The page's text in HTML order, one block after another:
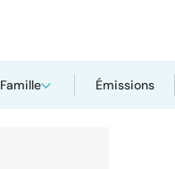
Famille Émissions